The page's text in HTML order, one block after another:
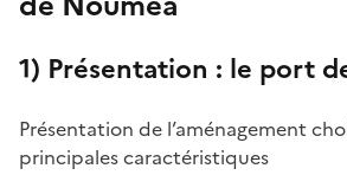
1) Présentation : le port
Présentation de l’aménagement
principales caractéristiques